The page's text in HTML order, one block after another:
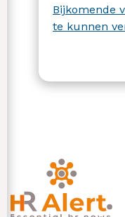
Bijkomende
te kunnen